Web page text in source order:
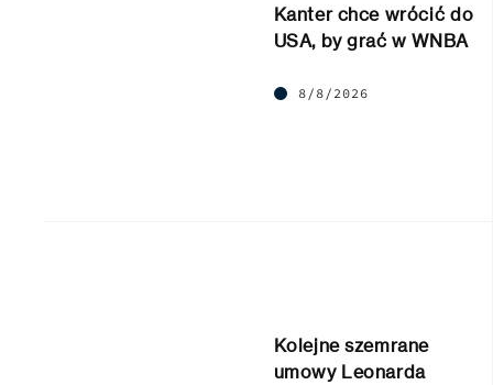
Kanter chce wrócić do
USA, by grać w WNBA
8/8/2026
Kolejne szemrane
umowy Leonarda